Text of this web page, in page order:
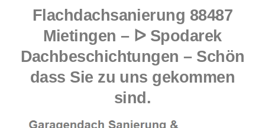
Flachdachsanierung 88487
Mietingen – ᐅ Spodarek
Dachbeschichtungen – Schön
dass Sie zu uns gekommen
sind.